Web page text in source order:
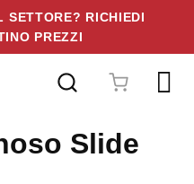
SETTORE? RICHIEDI
PREZZI
Slide